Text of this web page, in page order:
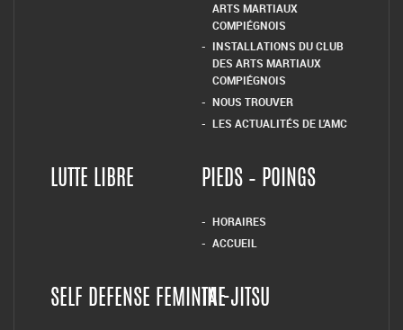
ARTS MARTIAUX
COMPIÉGNOIS
INSTALLATIONS DU CLUB
DES ARTS MARTIAUX
COMPIÉGNOIS
NOUS TROUVER
LES ACTUALITÉS DE L’AMC
LUTTE LIBRE PIEDS – POINGS
HORAIRES
ACCUEIL
SELF DEFENSE FEMININETAI-JITSU